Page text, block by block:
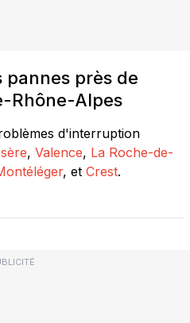
pannes près de
Rhône-Alpes
d'interruption
, Valence, La Roche-de-
, et Crest.